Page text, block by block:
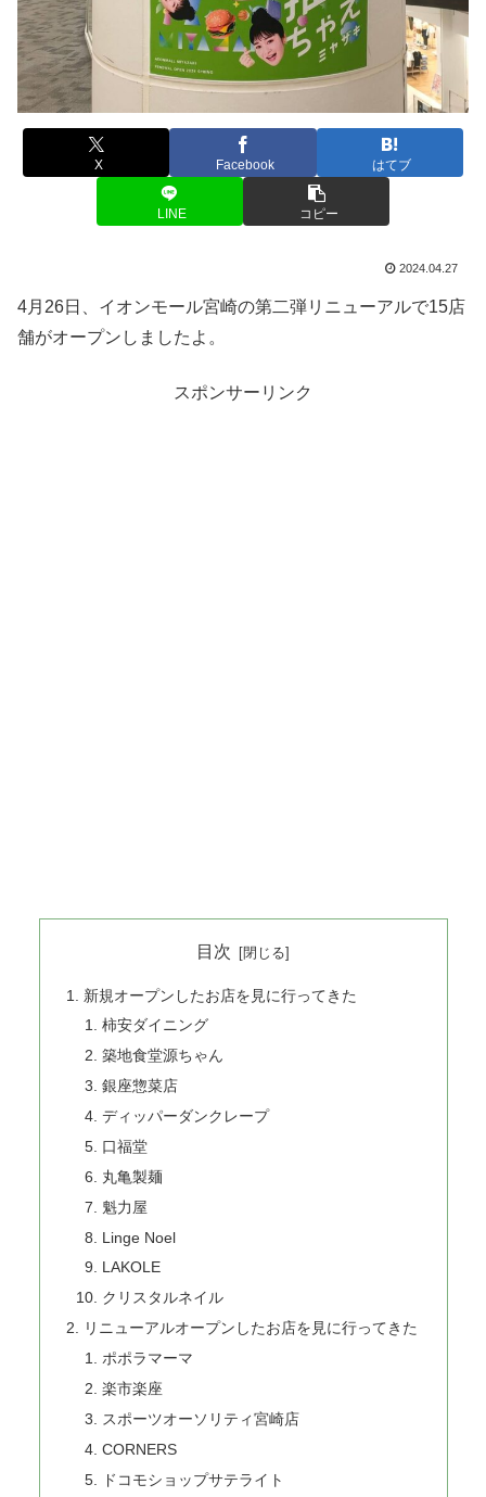
X Facebook はてブ
LINE コピー
2024.04.27
4月26日、イオンモール宮崎の第二弾リニューアルで15店
舗がオープンしましたよ。
スポンサーリンク
目次
新規オープンしたお店を見に行ってきた
柿安ダイニング
築地食堂源ちゃん
銀座惣菜店
ディッパーダンクレープ
口福堂
丸亀製麺
魁力屋
Linge Noel
LAKOLE
クリスタルネイル
リニューアルオープンしたお店を見に行ってきた
ポポラマーマ
楽市楽座
スポーツオーソリティ宮崎店
CORNERS
ドコモショップサテライト